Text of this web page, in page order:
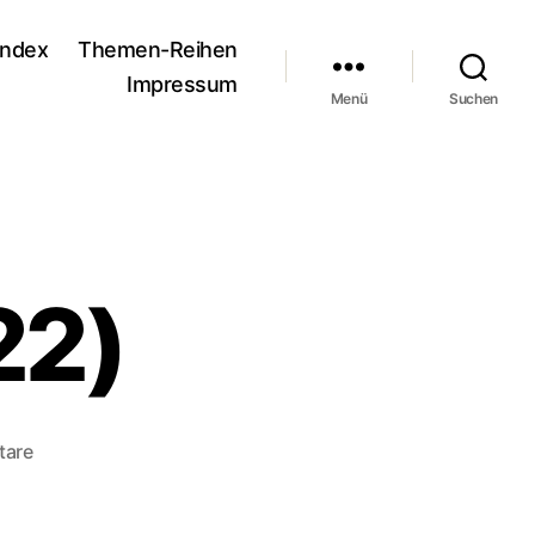
Themen-Reihen
Impressum
Menü Suchen
zu